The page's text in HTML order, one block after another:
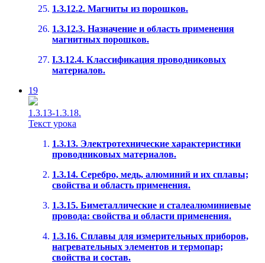
1.3.12.2. Магниты из порошков.
1.3.12.3. Назначение и область применения
магнитных порошков.
I.3.12.4. Классификация проводниковых
материалов.
19
1.3.13-1.3.18.
Текст урока
1.3.13. Электротехнические характеристики
проводниковых материалов.
1.3.14. Серебро, медь, алюминий и их сплавы;
свойства и область применения.
1.3.15. Биметаллические и сталеалюминиевые
провода: свойства и области применения.
1.3.16. Сплавы для измерительных приборов,
нагревательных элементов и термопар;
свойства и состав.